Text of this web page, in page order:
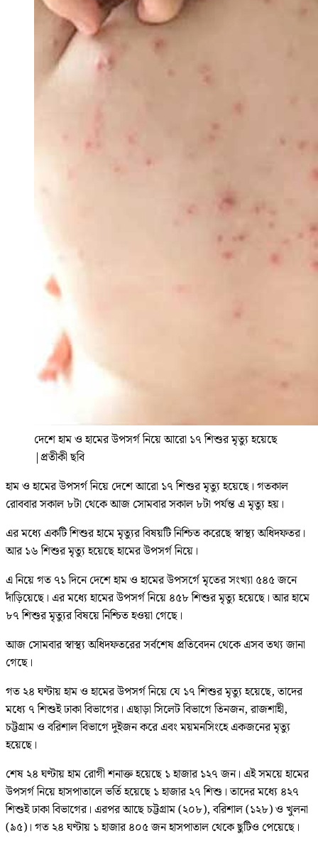
দেশে হাম ও হামের উপসর্গ নিয়ে আরো ১৭ শিশুর মৃত্যু হয়েছে
|প্রতীকী ছবি
হাম ও হামের উপসর্গ নিয়ে দেশে আরো ১৭ শিশুর মৃত্যু হয়েছে। গতকাল
রোববার সকাল ৮টা থেকে আজ সোমবার সকাল ৮টা পর্যন্ত এ মৃত্যু হয়।
এর মধ্যে একটি শিশুর হামে মৃত্যুর বিষয়টি নিশ্চিত করেছে স্বাস্থ্য অধিদফতর।
আর ১৬ শিশুর মৃত্যু হয়েছে হামের উপসর্গ নিয়ে।
এ নিয়ে গত ৭১ দিনে দেশে হাম ও হামের উপসর্গে মৃতের সংখ্যা ৫৪৫ জনে
দাঁড়িয়েছে। এর মধ্যে হামের উপসর্গ নিয়ে ৪৫৮ শিশুর মৃত্যু হয়েছে। আর হামে
৮৭ শিশুর মৃত্যুর বিষয়ে নিশ্চিত হওয়া গেছে।
আজ সোমবার স্বাস্থ্য অধিদফতরের সর্বশেষ প্রতিবেদন থেকে এসব তথ্য জানা
গেছে।
গত ২৪ ঘণ্টায় হাম ও হামের উপসর্গ নিয়ে যে ১৭ শিশুর মৃত্যু হয়েছে, তাদের
মধ্যে ৭ শিশুই ঢাকা বিভাগের। এছাড়া সিলেট বিভাগে তিনজন, রাজশাহী,
চট্টগ্রাম ও বরিশাল বিভাগে দুইজন করে এবং ময়মনসিংহে একজনের মৃত্যু
হয়েছে।
শেষ ২৪ ঘণ্টায় হাম রোগী শনাক্ত হয়েছে ১ হাজার ১২৭ জন। এই সময়ে হামের
উপসর্গ নিয়ে হাসপাতালে ভর্তি হয়েছে ১ হাজার ২৭ শিশু। তাদের মধ্যে ৪২৭
শিশুই ঢাকা বিভাগের। এরপর আছে চট্টগ্রাম (২০৮), বরিশাল (১২৮) ও খুলনা
(৯৫)। গত ২৪ ঘণ্টায় ১ হাজার ৪০৫ জন হাসপাতাল থেকে ছুটিও পেয়েছে।